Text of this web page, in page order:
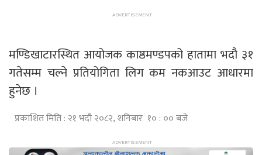
मण्डिखाटारस्थित आयोजक काष्ठमण्डपको हातामा भदौ ३१
गतेसम्म चल्ने प्रतियोगिता लिग कम नकआउट आधारमा
हुनेछ ।
प्रकाशित मिति : २१ भदौ २०८२, शनिबार १० : ०० बजे